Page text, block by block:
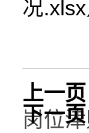
况.xlsx
上一
岗位
下一